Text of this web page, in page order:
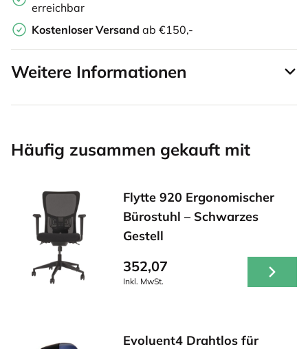
erreichbar
Kostenloser Versand ab €150,-
Weitere Informationen
Häufig zusammen gekauft mit
Flytte 920 Ergonomischer
Bürostuhl – Schwarzes
Gestell
352,07
Inkl. MwSt.
Evoluent4 Drahtlos für